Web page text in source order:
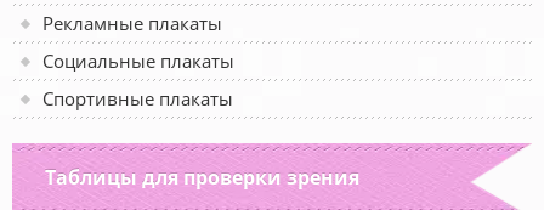
Рекламные плакаты
Социальные плакаты
Спортивные плакаты
Таблицы для проверки зрения